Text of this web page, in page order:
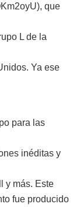
que
L de la
Ya ese
para las
inéditas y
y más. Este
fue producido